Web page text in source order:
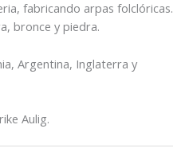
fabricando arpas folclóricas.
bronce y piedra.
Argentina, Inglaterra y
Aulig.